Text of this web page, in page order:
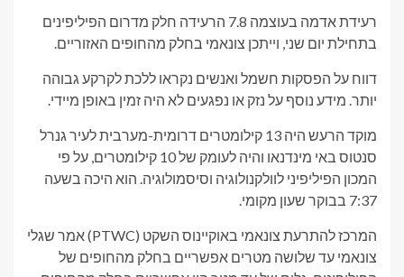
רעידת אדמה בעוצמה 7.8 הרעידה חלק מדרום הפיליפינים
בתחילת יום שני, וייתכן צונאמי בחלק מהחופים האזוריים.
דווח על הפסקות חשמל ואנשים נקראו ללכת לקרקע גבוהה
יותר. מידע נוסף על נזק או נפגעים לא היה זמין באופן מיידי.
מוקד הרעש היה 13 קילומטרים דרומית-מערבית לעיר גנרל
סנטוס באי מינדנאו והיה לעומק של 10 קילומטרים, על פי
המכון הפיליפיני לוולקנולוגיה וסיסמולוגיה. הוא היכה בשעה
7:37 בבוקר שעון מקומי.
המרכז להתרעת צונאמי באוקיינוס ​​השקט (PTWC) אמר שגלי
צונאמי עד שלושה מטרים אפשריים בחלק מהחופים של